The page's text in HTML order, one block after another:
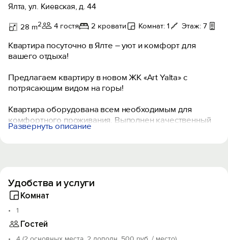
Ялта, ул. Киевская, д. 44
28 m2 4 гостя 2 кровати Комнат: 1 Этаж: 7
Квартира посуточно в Ялте – уют и комфорт для
вашего отдыха!
Предлагаем квартиру в новом ЖК «Art Yalta» с
потрясающим видом на горы!
Квартира оборудована всем необходимым для
комфортного проживания. Выполнен качественный
современный ремонт.
БЕСПЛАТНЫЙ ПАРКИНГ на территории комплекса
(места по наличию).
Общественный транспорт рядом с комплексом.
‍️ Для любителей пеших прогулок (всё рядом):
Развернуть описание
Удобства и услуги
Комнат
1
Гостей